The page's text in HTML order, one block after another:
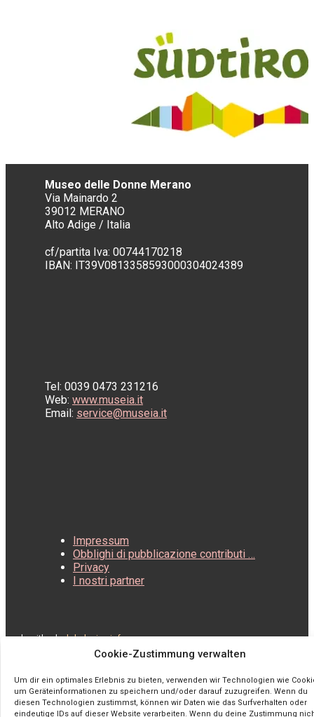
Cookie-Zustimmung verwalten
Um dir ein optimales Erlebnis zu bieten, verwenden wir Technologien wie
um Geräteinformationen zu speichern und/oder darauf zuzugreifen. Wenn du
diesen Technologien zustimmst, können wir Daten wie das Surfverhalten oder
eindeutige IDs auf dieser Website verarbeiten. Wenn du deine Zustimmung
Museo delle Donne Merano
Via Mainardo 2
39012 MERANO
Alto Adige / Italia
cf/partita Iva: 00744170218
IBAN: IT39V0813358593000304024389
Tel: 0039 0473 231216
Web: www.museia.it
Email: service@museia.it
Impressum
Obblighi di pubblicazione contributi …
Privacy
I nostri partner
made with♥byloladesign.info